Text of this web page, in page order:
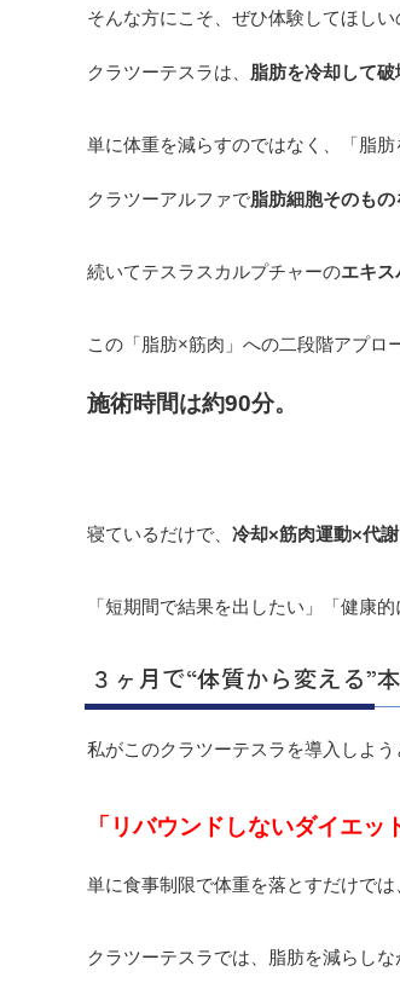
そんな方にこそ、ぜひ体験してほしい
クラツーテスラは、 脂肪を冷却して
単に体重を減らすのではなく、「脂
クラツーアルファで脂肪細胞そのも
続いてテスラスカルプチャーのエキ
この「脂肪×筋肉」への二段階アプロ
施術時間は約90分。
寝ているだけで、 冷却×筋肉運動×代
「短期間で結果を出したい」「健康
３ヶ月で“体質から変える”
私がこのクラツーテスラを導入しよう
「リバウンドしないダイエッ
単に食事制限で体重を落とすだけで
クラツーテスラでは、脂肪を減らし